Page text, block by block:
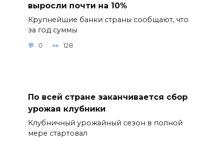
выросли почти на 10%
Крупнейшие банки страны сообщают, что
за год суммы
0 128
По всей стране заканчивается сбор
урожая клубники
Клубничный урожайный сезон в полной
мере стартовал